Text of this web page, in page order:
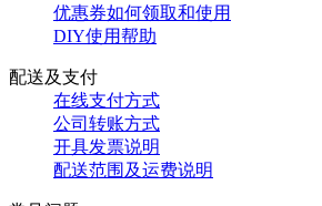
优惠券如何领取和使用
DIY使用帮助
配送及支付
在线支付方式
公司转账方式
开具发票说明
配送范围及运费说明